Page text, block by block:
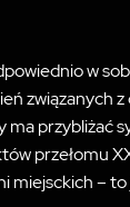
w
związanych
ma przybliżać
przełomu
–